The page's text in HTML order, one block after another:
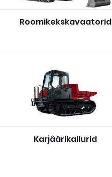
Roomikekskavaatorid
Karjäärikallurid